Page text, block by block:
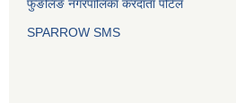
फुङलिङ नगरपालिका करदाता पोर्टल
SPARROW SMS